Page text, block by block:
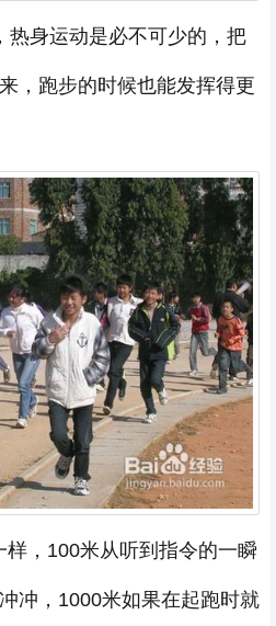
热身运动是必不可少的，把
，跑步的时候也能发挥得更
，100米从听到指令的一瞬
冲，1000米如果在起跑时就